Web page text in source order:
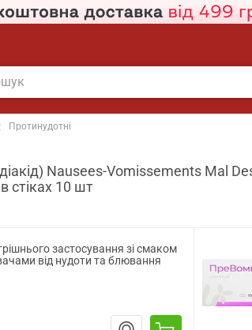
Протинудотні
Nausees-Vomissements Mal
стіках 10 шт
застосування зі смаком
від нудоти та блювання